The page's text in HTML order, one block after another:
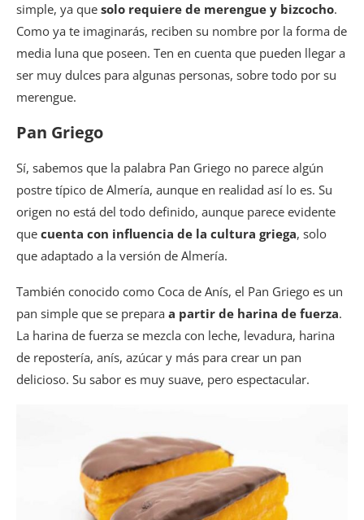
simple, ya que solo requiere de merengue y bizcocho.
Como ya te imaginarás, reciben su nombre por la forma de
media luna que poseen. Ten en cuenta que pueden llegar a
ser muy dulces para algunas personas, sobre todo por su
merengue.
Pan Griego
Sí, sabemos que la palabra Pan Griego no parece algún
postre típico de Almería, aunque en realidad así lo es. Su
origen no está del todo definido, aunque parece evidente
que cuenta con influencia de la cultura griega, solo
que adaptado a la versión de Almería.
También conocido como Coca de Anís, el Pan Griego es un
pan simple que se prepara a partir de harina de fuerza.
La harina de fuerza se mezcla con leche, levadura, harina
de repostería, anís, azúcar y más para crear un pan
delicioso. Su sabor es muy suave, pero espectacular.